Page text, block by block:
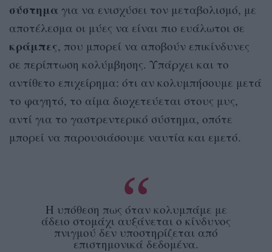
σύστημα για να ενισχύσει τον μεταβολισμό, με
αποτέλεσμα οι μύες να είναι πιο ευάλωτοι σε
κράμπες, που μπορεί να αποβούν επικίνδυνες
σε περίπτωση κολύμβησης. Υπάρχει και το
αντίθετο επιχείρημα: ότι αν κολυμπήσουμε μετά
το φαγητό, το αίμα διοχετεύεται στους μυς,
αντί για το γαστρεντερικό σύστημα, οπότε
μπορεί να παρουσιάσουμε ναυτία και εμετό.
Η υπόθεση πως όταν κολυμπάμε με
άδειο στομάχι αυξάνεται ο κίνδυνος
πνιγμού δεν υποστηρίζεται από
επιστημονικά δεδομένα.